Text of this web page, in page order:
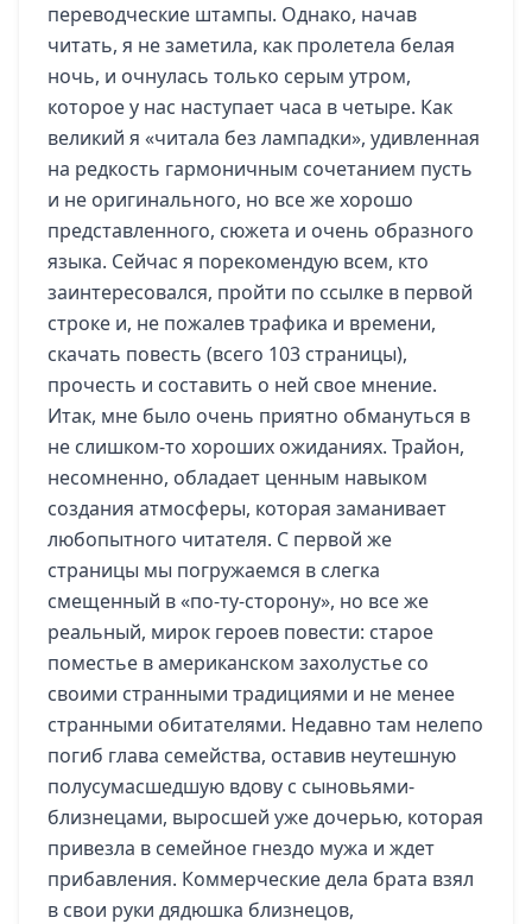
переводческие штампы. Однако, начав
читать, я не заметила, как пролетела белая
ночь, и очнулась только серым утром,
которое у нас наступает часа в четыре. Как
великий я «читала без лампадки», удивленная
на редкость гармоничным сочетанием пусть
и не оригинального, но все же хорошо
представленного, сюжета и очень образного
языка. Сейчас я порекомендую всем, кто
заинтересовался, пройти по ссылке в первой
строке и, не пожалев трафика и времени,
скачать повесть (всего 103 страницы),
прочесть и составить о ней свое мнение.
Итак, мне было очень приятно обмануться в
не слишком-то хороших ожиданиях. Трайон,
несомненно, обладает ценным навыком
создания атмосферы, которая заманивает
любопытного читателя. С первой же
страницы мы погружаемся в слегка
смещенный в «по-ту-сторону», но все же
реальный, мирок героев повести: старое
поместье в американском захолустье со
своими странными традициями и не менее
странными обитателями. Недавно там нелепо
погиб глава семейства, оставив неутешную
полусумасшедшую вдову с сыновьями-
близнецами, выросшей уже дочерью, которая
привезла в семейное гнездо мужа и ждет
прибавления. Коммерческие дела брата взял
в свои руки дядюшка близнецов,